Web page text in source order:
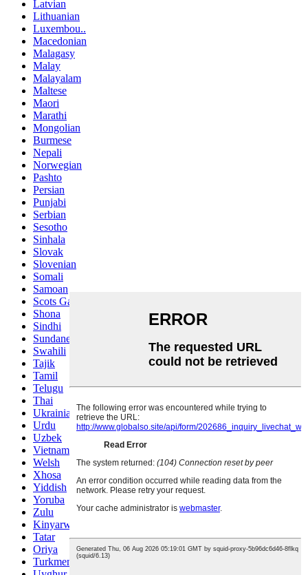
Latvian
Lithuanian
Luxembou..
Macedonian
Malagasy
Malay
Malayalam
Maltese
Maori
Marathi
Mongolian
Burmese
Nepali
Norwegian
Pashto
Persian
Punjabi
Serbian
Sesotho
Sinhala
Slovak
Slovenian
Somali
Samoan
Scots Gaelic
Shona
Sindhi
Sundanese
Swahili
Tajik
Tamil
Telugu
Thai
Ukrainian
Urdu
Uzbek
Vietnamese
Welsh
Xhosa
Yiddish
Yoruba
Zulu
Kinyarwanda
Tatar
Oriya
Turkmen